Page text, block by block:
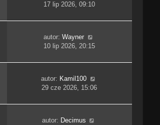
17 lip 2026, 09:10
autor:Wayner
10 lip 2026, 20:15
autor: Kamil100
29 cze 2026, 15:06
autor: Decimus